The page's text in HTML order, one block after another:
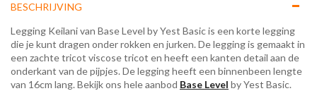
BESCHRIJVING
Legging Keilani van Base Level by Yest Basic is een korte legging
die je kunt dragen onder rokken en jurken. De legging is gemaakt in
een zachte tricot viscose tricot en heeft een kanten detail aan de
onderkant van de pijpjes. De legging heeft een binnenbeen lengte
van 16cm lang. Bekijk ons hele aanbod Base Level by Yest Basic.